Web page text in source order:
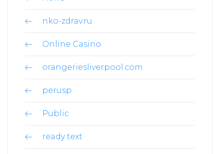
nko-zdrav.ru
Online Casino
orangeriesliverpool.com
perusp
Public
ready text